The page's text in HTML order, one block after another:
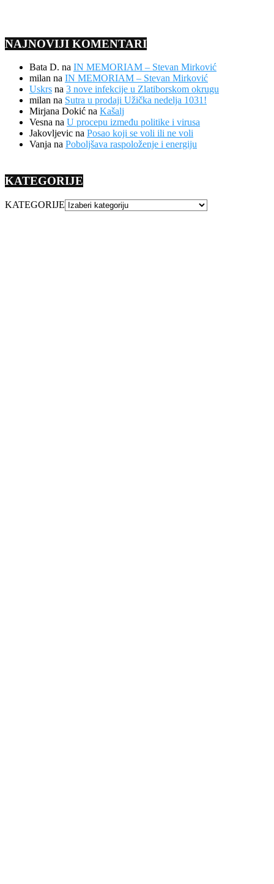
NAJNOVIJI KOMENTARI
Bata D. na IN MEMORIAM – Stevan Mirković
milan na IN MEMORIAM – Stevan Mirković
Uskrs na 3 nove infekcije u Zlatiborskom okrugu
milan na Sutra u prodaji Užička nedelja 1031!
Mirjana Dokić na Kašalj
Vesna na U procepu između politike i virusa
Jakovljevic na Posao koji se voli ili ne voli
Vanja na Poboljšava raspoloženje i energiju
KATEGORIJE
KATEGORIJE